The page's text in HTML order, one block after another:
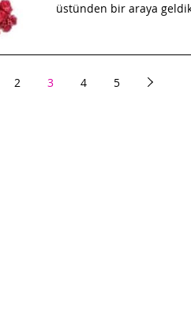
üstünden bir araya
2 3 4 5